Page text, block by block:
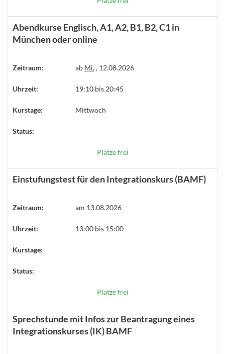
Abendkurse Englisch, A1, A2, B1, B2, C1 in
München oder online
Zeitraum: ab Mi., 12.08.2026
Uhrzeit: 19:10 bis 20:45
Kurstage: Mittwoch
Status:
Plätze frei
Einstufungstest für den Integrationskurs (BAMF)
Zeitraum: am 13.08.2026
Uhrzeit: 13:00 bis 15:00
Kurstage:
Status:
Plätze frei
Sprechstunde mit Infos zur Beantragung eines
Integrationskurses (IK) BAMF